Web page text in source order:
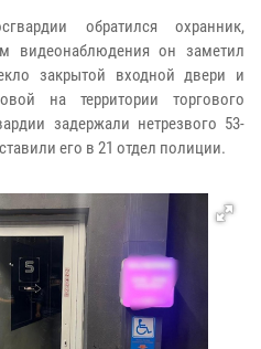
обратился охранник,
видеонаблюдения он заметил
закрытой входной двери и
на территории торгового
задержали нетрезвого 53-
его в 21 отдел полиции.